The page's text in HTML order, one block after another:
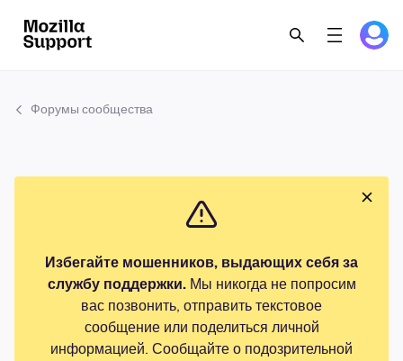
Форумы сообщества
Избегайте мошенников, выдающих себя за
службу поддержки.Мы никогда не попросим
вас позвонить, отправить текстовое
сообщение или поделиться личной
информацией. Сообщайте о подозрительной